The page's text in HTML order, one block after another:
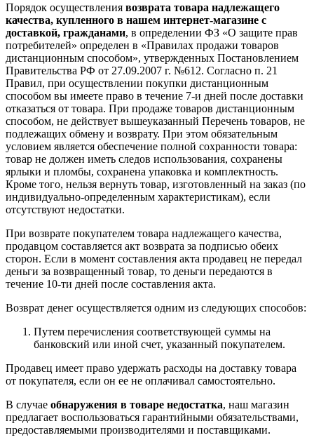
Порядок осуществления возврата товара надлежащего
качества, купленного в нашем интернет-магазине с
доставкой, гражданами, в определении ФЗ «О защите прав
потребителей» определен в «Правилах продажи товаров
дистанционным способом», утвержденных Постановлением
Правительства РФ от 27.09.2007 г. №612. Согласно п. 21
Правил, при осуществлении покупки дистанционным
способом вы имеете право в течение 7-и дней после доставки
отказаться от товара. При продаже товаров дистанционным
способом, не действует вышеуказанный Перечень товаров, не
подлежащих обмену и возврату. При этом обязательным
условием является обеспечение полной сохранности товара:
товар не должен иметь следов использования, сохранены
ярлыки и пломбы, сохранена упаковка и комплектность.
Кроме того, нельзя вернуть товар, изготовленный на заказ (по
индивидуально-определенным характеристикам), если
отсутствуют недостатки.
При возврате покупателем товара надлежащего качества,
продавцом составляется акт возврата за подписью обеих
сторон. Если в момент составления акта продавец не передал
деньги за возвращенный товар, то деньги передаются в
течение 10-ти дней после составления акта.
Возврат денег осуществляется одним из следующих способов:
Путем перечисления соответствующей суммы на
банковский или иной счет, указанный покупателем.
Продавец имеет право удержать расходы на доставку товара
от покупателя, если он ее не оплачивал самостоятельно.
В случае обнаружения в товаре недостатка, наш магазин
предлагает воспользоваться гарантийными обязательствами,
предоставляемыми производителями и поставщиками.